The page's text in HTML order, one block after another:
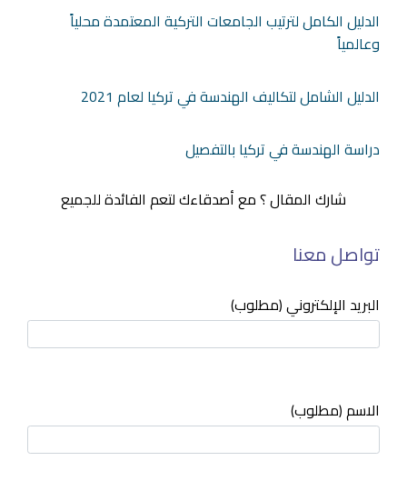
الدليل الكامل لترتيب الجامعات التركية المعتمدة محلياً
وعالمياً
الدليل الشامل لتكاليف الهندسة في تركيا لعام 2021
دراسة الهندسة في تركيا بالتفصيل
شارك المقال ؟ مع أصدقاءك لتعم الفائدة للجميع
تواصل معنا
البريد الإلكتروني (مطلوب)
الاسم (مطلوب)